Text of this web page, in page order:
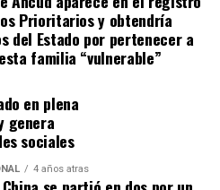
Prioritarios y obtendría
del Estado por pertenecer a
familia “vulnerable”
en plena
genera
sociales
4 años atras